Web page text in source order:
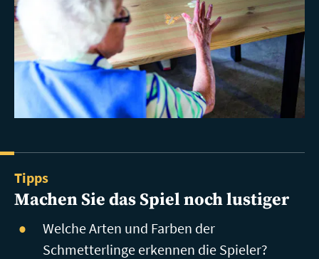
Tipps
Machen Sie das Spiel noch lustiger
Welche Arten und Farben der
Schmetterlinge erkennen die Spieler?